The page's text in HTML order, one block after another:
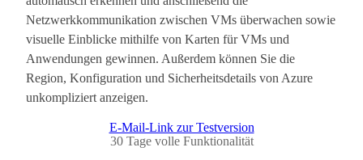
Netzwerkkommunikation zwischen VMs überwachen sowie
visuelle Einblicke mithilfe von Karten für VMs und
Anwendungen gewinnen. Außerdem können Sie die
Region, Konfiguration und Sicherheitsdetails von Azure
unkompliziert anzeigen.
E-Mail-Link zur Testversion
30 Tage volle Funktionalität